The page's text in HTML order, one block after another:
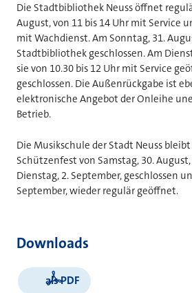
Die Stadtbibliothek Neuss öffnet
August, von 11 bis 14 Uhr mit Service
mit Wachdienst. Am Sonntag, 31.
Stadtbibliothek geschlossen. Am
sie von 10.30 bis 12 Uhr mit Service
geschlossen. Die Außenrückgabe ist
elektronische Angebot der Onleihe
Betrieb.
Die Musikschule der Stadt Neuss
Schützenfest von Samstag, 30.
Dienstag, 2. September, geschlossen
September, wieder regulär geöffnet.
Downloads
als PDF